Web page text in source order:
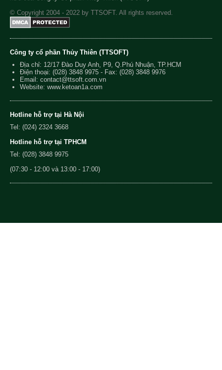
© Copyright 2004 - 2022 by TTSOFT. All rights reserved.
Công ty cổ phần Thủy Thiên (TTSOFT)
Địa chỉ: 12/17 Đào Duy Anh, P9, Q.Phú Nhuận, TP.HCM
Điện thoại: (028) 3848 9975 - Fax: (028) 3848 9976
Email: contact@ttsoft.com.vn
Website: www.ketoan1a.com
Hotline hỗ trợ tại Hà Nội
Tel: (024) 2324 3668
Hotline hỗ trợ tại TPHCM
Tel: (028) 3848 9975
(07:30 - 12:00 và 13:00 - 17:00)